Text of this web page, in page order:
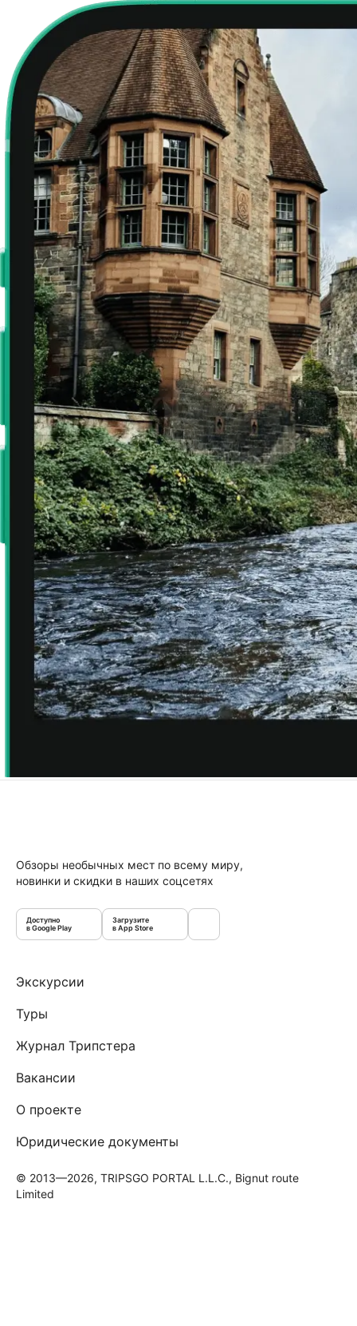
Обзоры необычных мест по всему миру,
новинки и скидки в наших соцсетях
Доступно
в Google Play
Загрузите
в App Store
Экскурсии
Туры
Журнал Трипстера
Вакансии
О проекте
Юридические документы
© 2013—2026, TRIPSGO PORTAL L.L.C., Bignut route
Limited